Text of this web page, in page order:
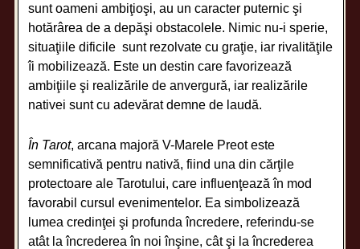
sunt oameni ambiţioşi, au un caracter puternic şi
hotărârea de a depăşi obstacolele. Nimic nu-i sperie,
situaţiile dificile sunt rezolvate cu graţie, iar rivalităţile
îi mobilizează. Este un destin care favorizează
ambiţiile şi realizările de anvergură, iar realizările
nativei sunt cu adevărat demne de laudă.
În Tarot, arcana majoră V-Marele Preot este
semnificativă pentru nativă, fiind una din cărţile
protectoare ale Tarotului, care influenţează în mod
favorabil cursul evenimentelor. Ea simbolizează
lumea credinţei şi profunda încredere, referindu-se
atât la încrederea în noi înşine, cât şi la încrederea